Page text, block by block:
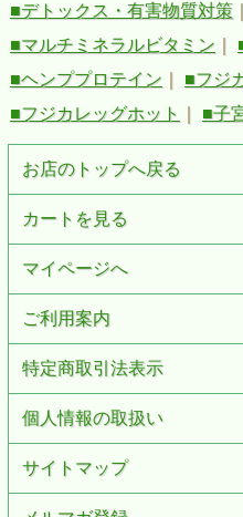
■デトックス・有害物質対策
■マルチミネラルビタミン
■ヘンププロテイン
■フジ
■フジカレッグホット
■子
お店のトップへ戻る
カートを見る
マイページへ
ご利用案内
特定商取引法表示
個人情報の取扱い
サイトマップ